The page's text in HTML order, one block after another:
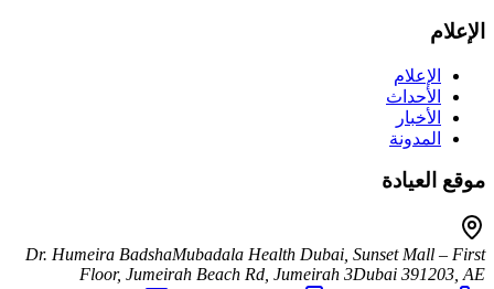
الإعلام
الإعلام
الأحداث
الأخبار
المدونة
موقع العيادة
Dr. Humeira BadshaMubadala Health Dubai, Sunset Mall – First
Floor, Jumeirah Beach Rd, Jumeirah 3Dubai 391203 AE